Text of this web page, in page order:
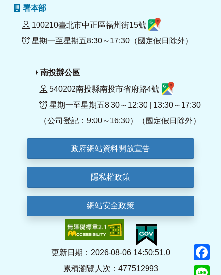
署本部
100210臺北市中正區福州街15號
星期一至星期五8:30～17:30（國定假日除外）
南投辦公區
540202南投縣南投市省府路4號
星期一至星期五8:30～12:30 | 13:30～17:30
（公司登記：9:00～16:30）（國定假日除外）
政府網站資料開放宣告
隱私權政策
網站安全政策
更新日期：2026-08-06 14:50:51.0
累積瀏覽人次：477512993